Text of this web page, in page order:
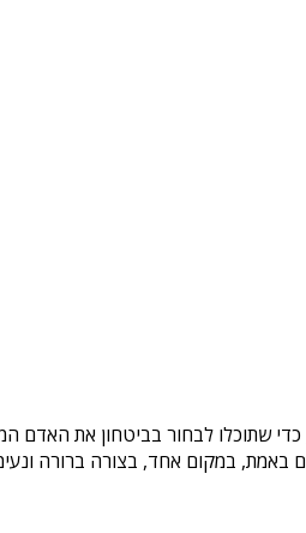
שתוכלו לבחור בביטחון את האדם
במקום אחד, בצורה ברורה